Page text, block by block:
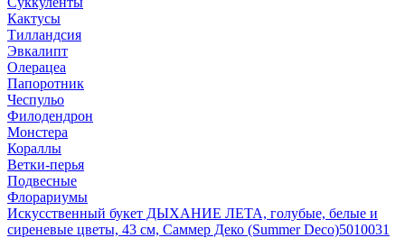
Кактусы
Тилландсия
Эвкалипт
Олерацеа
Папоротник
Чеспульо
Филодендрон
Монстера
Кораллы
Ветки-перья
Подвесные
Флорариумы
Искусственный букет ДЫХАНИЕ ЛЕТА, голубые, белые и
сиреневые цветы, 43 см, Саммер Деко (Summer Deco)5010031